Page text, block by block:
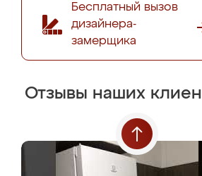
Бесплатный вызов
дизайнера-
замерщика
Отзывы наших